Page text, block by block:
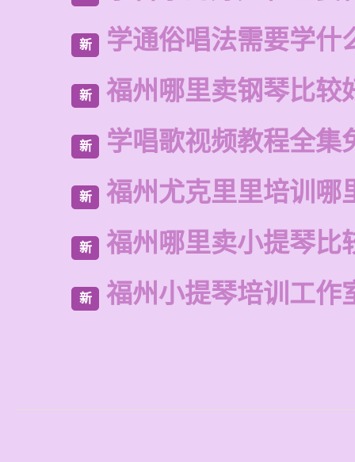
新 学通俗唱法需要学什
新 福州哪里卖钢琴比较
新 学唱歌视频教程全集
新 福州尤克里里培训哪
新 福州哪里卖小提琴比
新 福州小提琴培训工作